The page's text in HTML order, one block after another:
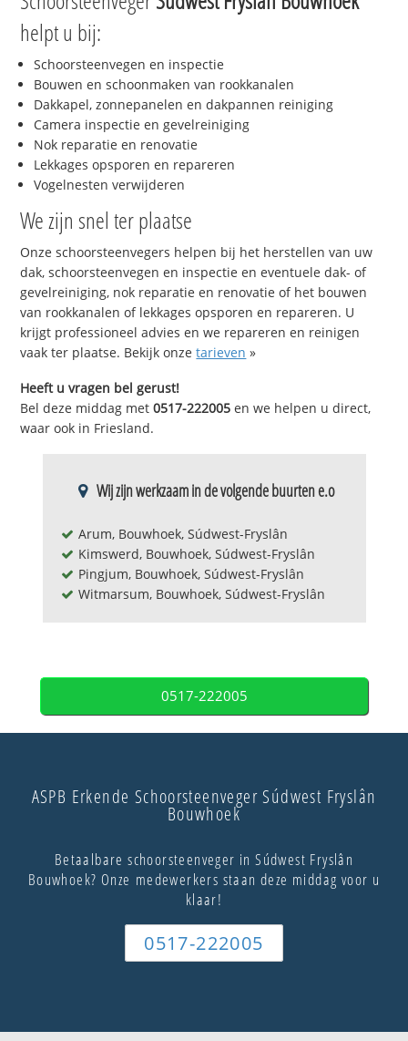
helpt u bij:
Schoorsteenvegen en inspectie
Bouwen en schoonmaken van rookkanalen
Dakkapel, zonnepanelen en dakpannen reiniging
Camera inspectie en gevelreiniging
Nok reparatie en renovatie
Lekkages opsporen en repareren
Vogelnesten verwijderen
We zijn snel ter plaatse
Onze schoorsteenvegers helpen bij het herstellen van uw
dak, schoorsteenvegen en inspectie en eventuele dak- of
gevelreiniging, nok reparatie en renovatie of het bouwen
van rookkanalen of lekkages opsporen en repareren. U
krijgt professioneel advies en we repareren en reinigen
vaak ter plaatse. Bekijk onzetarieven »
Heeft u vragen bel gerust!
Bel deze middag met0517-222005 en we helpen u direct,
waar ook in Friesland.
Wij zijn werkzaam in de volgende buurten e.o
Arum, Bouwhoek, Súdwest-Fryslân
Kimswerd, Bouwhoek, Súdwest-Fryslân
Pingjum, Bouwhoek, Súdwest-Fryslân
Witmarsum, Bouwhoek, Súdwest-Fryslân
0517-222005
ASPB Erkende Schoorsteenveger Súdwest Fryslân
Bouwhoek
Betaalbare schoorsteenveger in Súdwest Fryslân
Bouwhoek? Onze medewerkers staan deze middag voor u
klaar!
0517-222005